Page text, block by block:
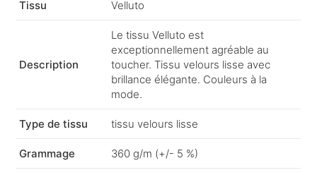
Tissu Velluto
Description
Le tissu Velluto est
exceptionnellement agréable au
toucher. Tissu velours lisse avec
brillance élégante. Couleurs à la
mode.
Type de tissu tissu velours lisse
Grammage 360 g/m (+/- 5 %)